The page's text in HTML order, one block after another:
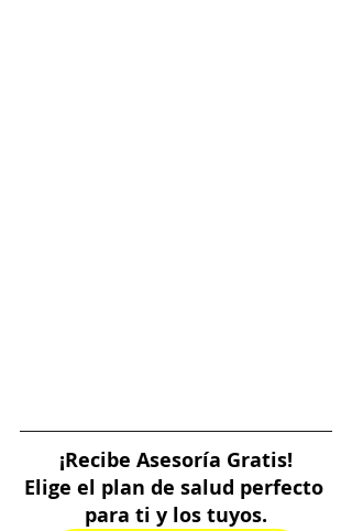
¡Recibe Asesoría Gratis!
Elige el plan de salud perfecto
para ti y los tuyos.